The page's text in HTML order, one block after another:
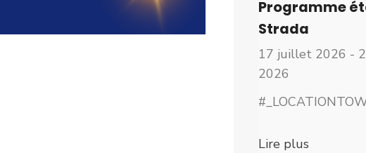
Programme
Strada
17 juillet 2026 -
2026
Lire plus